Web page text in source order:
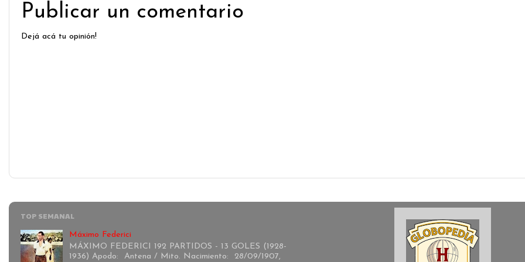
Publicar un comentario
Dejá acá tu opinión!
TOP SEMANAL
Máximo Federici
MÁXIMO FEDERICI 192 PARTIDOS - 13 GOLES (1928-
1936) Apodo: Antena / Mito. Nacimiento: 28/09/1907,